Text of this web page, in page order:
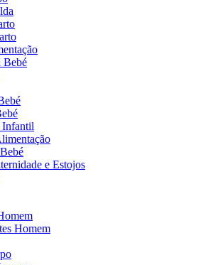
Bebé
Infantil
e Estojos
Homem